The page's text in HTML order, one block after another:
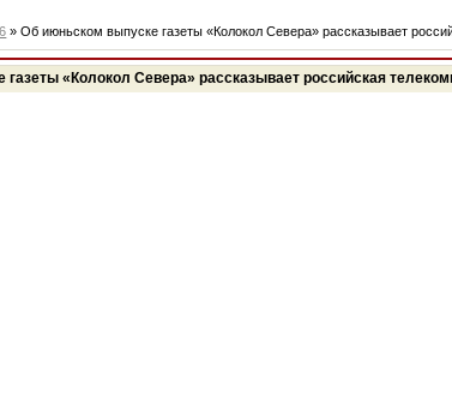
» Об июньском выпуске газеты «Колокол Севера» рассказывает
«Колокол Севера» рассказывает российская